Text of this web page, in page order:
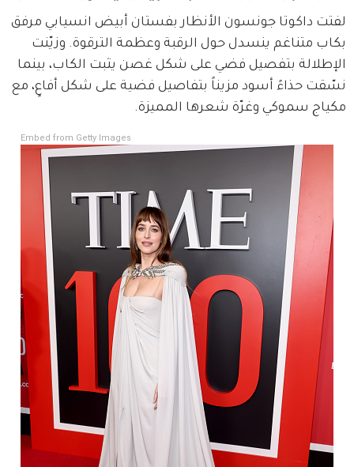
لفتت داكوتا جونسون الأنظار بفستان أبيض انسيابي مرفق
بكاب متناغم ينسدل حول الرقبة وعظمة الترقوة. وزيّنت
الإطلالة بتفصيل فضي على شكل غصن يثبت الكاب، بينما
نسّقت حذاءً أسود مزيناً بتفاصيل فضية على شكل أفاعٍ، مع
مكياج سموكي وغرّة شعرها المميزة.
Embed from Getty Images